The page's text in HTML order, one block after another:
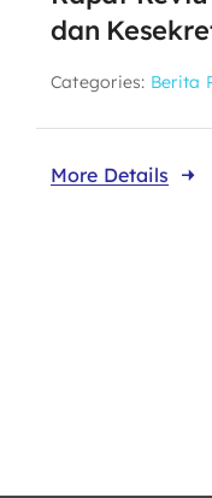
dan
Categories: Berita
More Details